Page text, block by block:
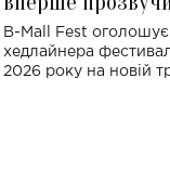
Україні: де
B-Mall Fest оголошує
хедлайнера
2026 року на новій